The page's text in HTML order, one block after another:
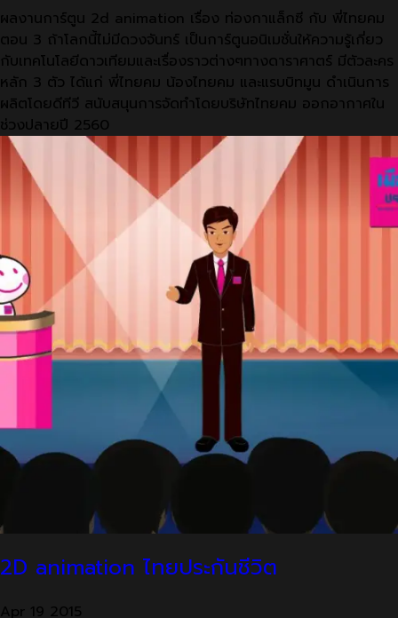
ผลงานการ์ตูน 2d animation เรื่อง ท่องกาแล็กซี กับ พี่ไทยคม
ตอน 3 ถ้าโลกนี้ไม่มีดวงจันทร์ เป็นการ์ตูนอนิเมชั่นให้ความรู้เกี่ยว
กับเทคโนโลยีดาวเทียมและเรื่องราวต่างๆทางดาราศาตร์ มีตัวละคร
หลัก 3 ตัว ได้แก่ พี่ไทยคม น้องไทยคม และแรบบิทมูน ดำเนินการ
ผลิตโดยดีทีวี สนับสนุนการจัดทำโดยบริษัทไทยคม ออกอากาศใน
ช่วงปลายปี 2560
2D animation ไทยประกันชีวิต
Apr 19 2015